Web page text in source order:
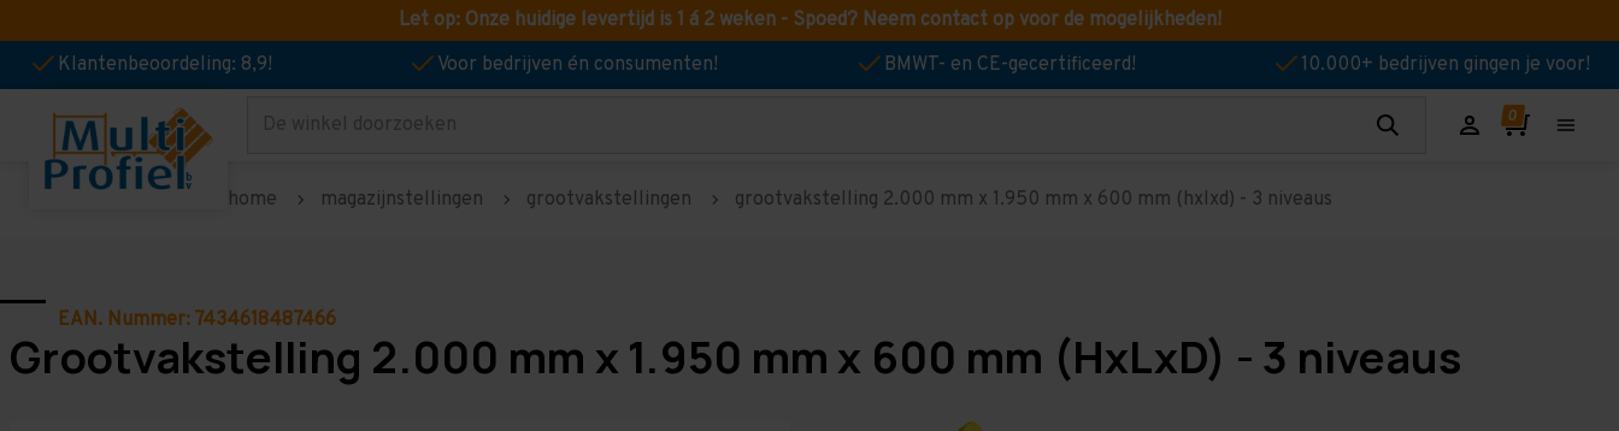
Let op: Onze huidige levertijd is 1 á 2 weken - Spoed? Neem contact op voor de mogelijkheden!
Klantenbeoordeling: 8,9!
Voor bedrijven én consumenten! BMWT- en CE-gecertificeerd! 10.000+ bedrijven gingen je voor!
Zoeken
home magazijnstellingen grootvakstellingen grootvakstelling 2.000 mm x 1.950 mm x 600 mm (hxlxd) - 3 niveaus
EAN. Nummer: 7434618487466
Grootvakstelling 2.000 mm x 1.950 mm x 600 mm (HxLxD) - 3 niveaus